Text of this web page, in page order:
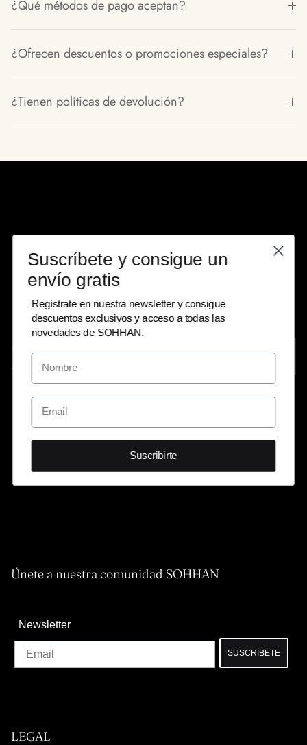
¿Qué métodos de pago aceptan?
¿Ofrecen descuentos o promociones especiales?
¿Tienen políticas de devolución?
Únete a nuestra comunidad SOHHAN
Newsletter
SUSCRÍBETE
LEGAL
Suscríbete y consigue un
envío gratis
Regístrate en nuestra newsletter y consigue
descuentos exclusivos y acceso a todas las
novedades de SOHHAN.
Suscribirte